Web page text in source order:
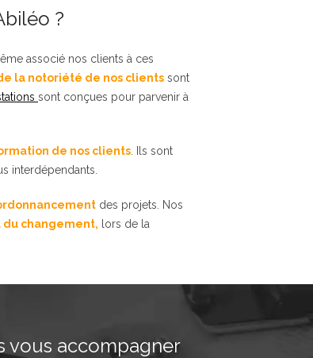
?
associé nos clients à ces
la notoriété de nos clients sont
sont conçues pour parvenir à
de nos clients . Ils sont
interdépendants.
des projets. Nos
changement, lors de la
vous accompagner